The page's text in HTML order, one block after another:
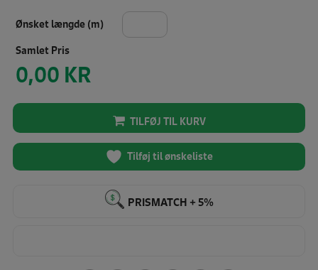
Ønsket længde (m)
Pris
TILFØJ TIL KURV
Tilføj til ønskeliste
PRISMATCH + 5%